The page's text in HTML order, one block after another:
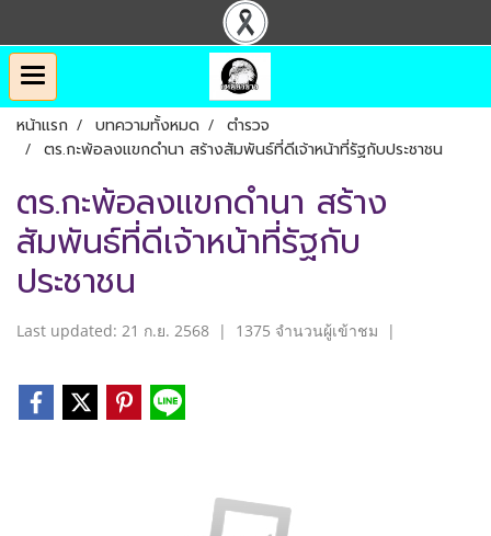
หน้าแรก บทความทั้งหมด
ตำรวจ
ตร.กะพ้อลงแขกดำนา สร้างสัมพันธ์ที่ดีเจ้าหน้าที่รัฐกับประชาชน
ตร.กะพ้อลงแขกดำนา สร้าง
สัมพันธ์ที่ดีเจ้าหน้าที่รัฐกับ
ประชาชน
Last updated: 21 ก.ย. 2568 | 1375 จำนวนผู้เข้าชม |